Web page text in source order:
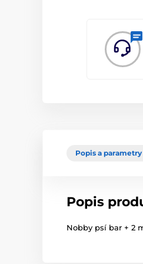
Popis a parametry
Popis
Nobby psí bar + 2